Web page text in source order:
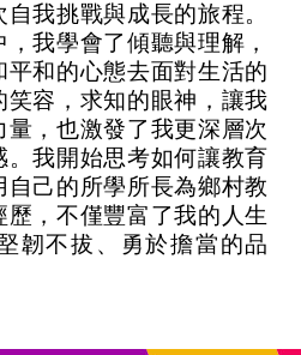
挑戰與成長的旅程。
我學會了傾聽與理解，
和的心態去面對生活的
容，求知的眼神，讓我
，也激發了我更深層次
。我開始思考如何讓教育
己的所學所長為鄉村教
，不僅豐富了我的人生
韌不拔、勇於擔當的品